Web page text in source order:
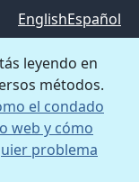
EnglishEspañol
leyendo en
métodos.
el condado
web y cómo
problema